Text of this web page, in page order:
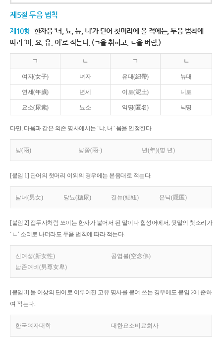
제5절 두음 법칙
제10항 한자음 ‘녀, 뇨, 뉴, 니’가 단어 첫머리에 올 적에는, 두음 법칙에
따라 ‘여, 요, 유, 이’로 적는다. (ㄱ을 취하고, ㄴ을 버림.)
ㄱ ㄴ ㄱ ㄴ
여자(女子) 녀자 유대(紐帶) 뉴대
연세(年歲) 년세 이토(泥土) 니토
요소(尿素) 뇨소 익명(匿名) 닉명
다만, 다음과 같은 의존 명사에서는 ‘냐, 녀’ 음을 인정한다.
냥(兩) 냥쭝(兩-) 년(年)(몇 년)
[붙임 1] 단어의 첫머리 이외의 경우에는 본음대로 적는다.
남녀(男女) 당뇨(糖尿) 결뉴(結紐) 은닉(隱匿)
[붙임 2] 접두사처럼 쓰이는 한자가 붙어서 된 말이나 합성어에서, 뒷말의 첫소리가
‘ㄴ’ 소리로 나더라도 두음 법칙에 따라 적는다.
신여성(新女性)
공염불(空念佛)
남존여비(男尊女卑)
[붙임 3] 둘 이상의 단어로 이루어진 고유 명사를 붙여 쓰는 경우에도 붙임 2에 준하
여 적는다.
한국여자대학 대한요소비료회사